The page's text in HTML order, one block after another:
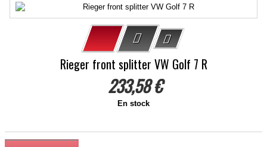
Rieger front splitter VW Golf 7 R
233,58 €
En stock